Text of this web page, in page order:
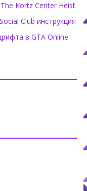
Kortz Center Heist
Club инструкция
в GTA Online